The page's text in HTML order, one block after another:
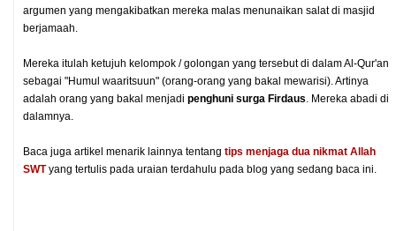
argumen yang mengakibatkan mereka malas menunaikan salat di masjid
berjamaah.
Mereka itulah ketujuh kelompok / golongan yang tersebut di dalam Al-Qur'an
sebagai "Humul waaritsuun" (orang-orang yang bakal mewarisi). Artinya
adalah orang yang bakal menjadi penghuni surga Firdaus. Mereka abadi di
dalamnya.
Baca juga artikel menarik lainnya tentang tips menjaga dua nikmat Allah
SWTyang tertulis pada uraian terdahulu pada blog yang sedang baca ini.